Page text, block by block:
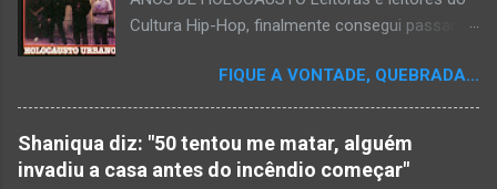
Cultura Hip-Hop, finalmente consegui passar
que há muito tempo vinha maturando: uma
espécie de "ensaio-tributo" ao disco mais
importante do rap brasileiro, que completará 17
anos agora em 2008. Falo de "Holocausto
Urbano", do grupo paulistano Racionais MC's.
FIQUE A VONTADE, QUEBRADA...
Shaniqua diz: "50 tentou me matar, alguém
invadiu a casa antes do incêndio começar"